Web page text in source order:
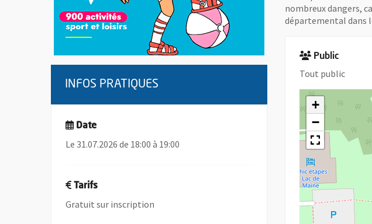
nombreux dangers,
départemental dans
Public
Tout public
+
−
INFOS PRATIQUES
Date
Le 31.07.2026 de 18:00 à 19:00
Tarifs
Gratuit sur inscription